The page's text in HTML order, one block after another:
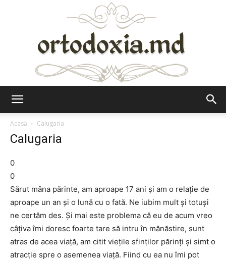
Acasă
Calugaria
Calugaria
0
0
Sărut mâna părinte, am aproape 17 ani și am o relație de
aproape un an și o lună cu o fată. Ne iubim mult și totuși
ne certăm des. Și mai este problema că eu de acum vreo
câțiva îmi doresc foarte tare să intru în mănăstire, sunt
atras de acea viață, am citit viețile sfinților părinți și simt o
atracție spre o asemenea viață. Fiind cu ea nu îmi pot